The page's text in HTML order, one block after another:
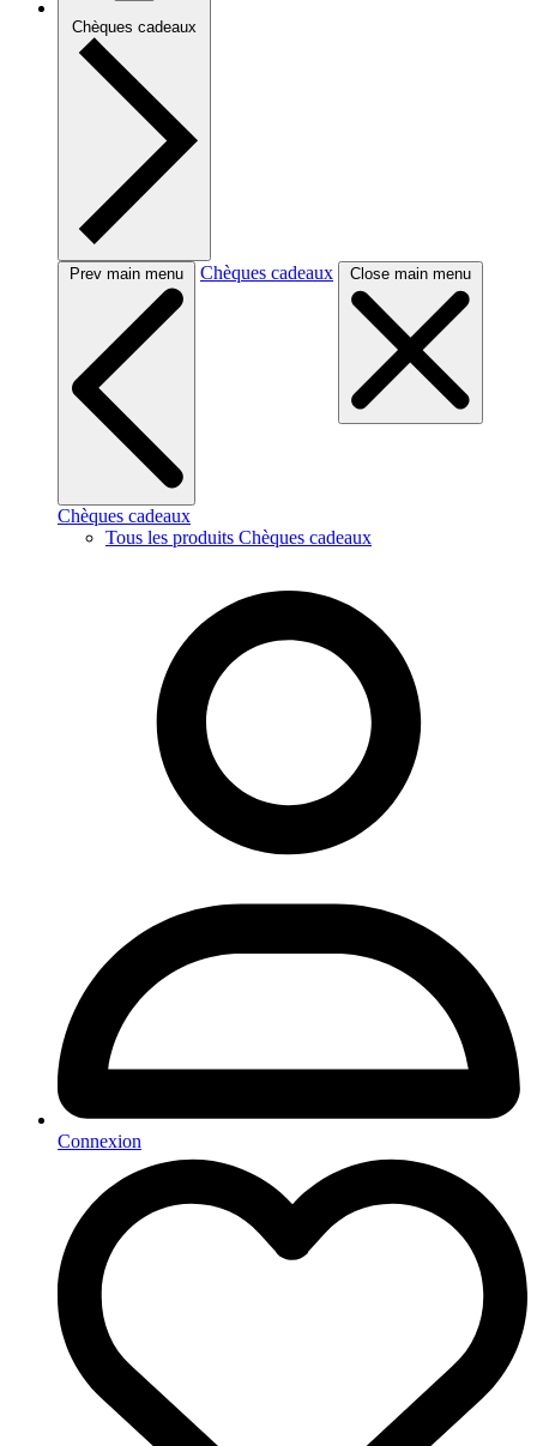
Chèques cadeaux
Prev main menu Chèques cadeaux Close main menu
Chèques cadeaux
Tous les produits Chèques cadeaux
Connexion